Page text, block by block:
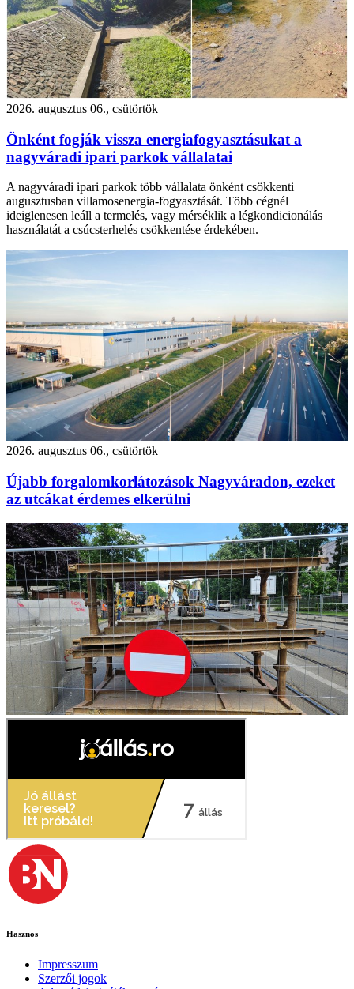
2026. augusztus 06., csütörtök
Önként fogják vissza energiafogyasztásukat a
nagyváradi ipari parkok vállalatai
A nagyváradi ipari parkok több vállalata önként csökkenti
augusztusban villamosenergia-fogyasztását. Több cégnél
ideiglenesen leáll a termelés, vagy mérséklik a légkondicionálás
használatát a csúcsterhelés csökkentése érdekében.
2026. augusztus 06., csütörtök
Újabb forgalomkorlátozások Nagyváradon, ezeket
az utcákat érdemes elkerülni
Hasznos
Impresszum
Szerzői jogok